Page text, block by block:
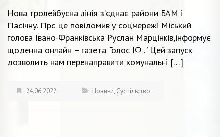
Нова тролейбусна лінія з’єднає райони БАМ і
Пасічну. Про це повідомив у соцмережі Міський
голова Івано-Франківська Руслан Марцінків,інформує
щоденна онлайн – газета Голос ІФ . “Цей запуск
дозволить нам перенаправити комунальні […]
24.06.2022 Новини, Суспільство